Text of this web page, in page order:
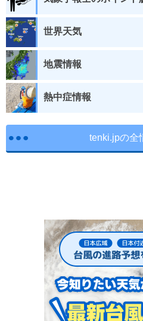
世界天気
地震情報
熱中症情報
tenki.jpの全